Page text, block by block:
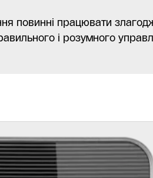
повинні працювати
і розумного